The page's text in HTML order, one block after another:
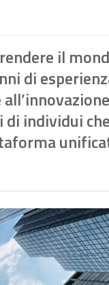
il
di
individui